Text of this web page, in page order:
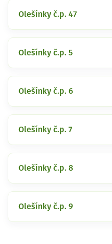
Olešínky č.p. 47
Olešínky č.p. 5
Olešínky č.p. 6
Olešínky č.p. 7
Olešínky č.p. 8
Olešínky č.p. 9